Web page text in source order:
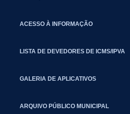
ACESSO À INFORMAÇÃO
LISTA DE DEVEDORES DE ICMS/IPVA
GALERIA DE APLICATIVOS
ARQUIVO PÚBLICO MUNICIPAL